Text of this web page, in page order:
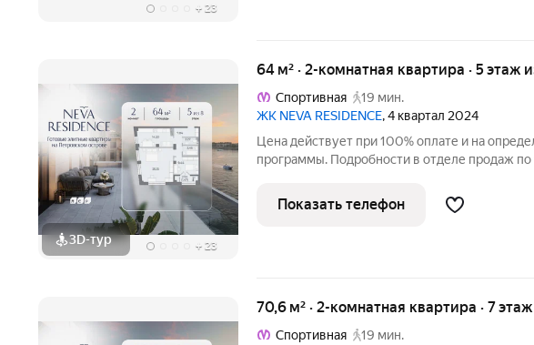
+ 23
3D-тур + 23
64 м² · 2-комнатная квартира · 5 этаж
Спортивная
19 мин.
ЖК NEVA RESIDENCE, 4 квартал 2024
Цена действует при 100% оплате и на
программы. Подробности в отделе продаж по телефону.
этаже. Общая площадь составляет 64.00 кв. м.
отделки. Жилой комплекс
Показать телефон
70,6 м² · 2-комнатная квартира · 7
Спортивная
19 мин.